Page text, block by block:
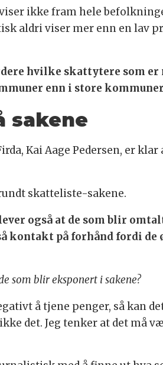
ikke fram hele
aldri viser mer enn en lav
hvilke skattytere som
enn i store
sakene
Kai Aage Pedersen, er
skatteliste-sakene.
også at de som blir
kontakt på forhånd fordi
som blir eksponert i sakene?
å tjene penger, så kan
det. Jeg tenker at det må